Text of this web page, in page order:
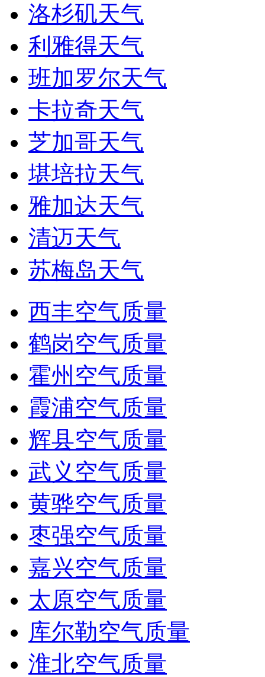
洛杉矶天气
利雅得天气
班加罗尔天气
卡拉奇天气
芝加哥天气
堪培拉天气
雅加达天气
清迈天气
苏梅岛天气
西丰空气质量
鹤岗空气质量
霍州空气质量
霞浦空气质量
辉县空气质量
武义空气质量
黄骅空气质量
枣强空气质量
嘉兴空气质量
太原空气质量
库尔勒空气质量
淮北空气质量